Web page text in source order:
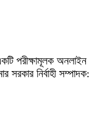
পরীক্ষামূলক অনলাইন
নির্বাহী সম্পাদক: